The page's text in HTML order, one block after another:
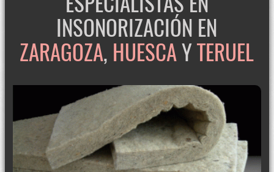
INSONORIZACIÓN EN
ZARAGOZA, HUESCAYTERUEL